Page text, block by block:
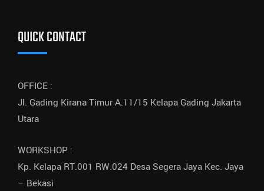
QUICK CONTACT
OFFICE :
Jl. Gading Kirana Timur A.11/15 Kelapa Gading Jakarta
Utara
WORKSHOP :
Kp. Kelapa RT.001 RW.024 Desa Segera Jaya Kec. Jaya
– Bekasi